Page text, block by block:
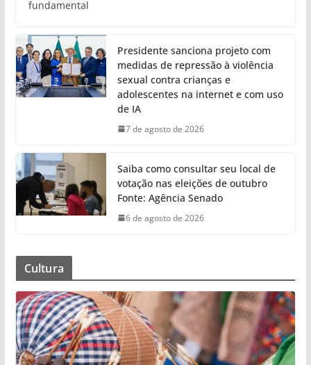
fundamental
Presidente sanciona projeto com
medidas de repressão à violência
sexual contra crianças e
adolescentes na internet e com uso
de IA
7 de agosto de 2026
Saiba como consultar seu local de
votação nas eleições de outubro
Fonte: Agência Senado
6 de agosto de 2026
Cultura